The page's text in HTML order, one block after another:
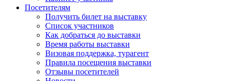
Посетителям
Получить билет на выставку
Список участников
Как добраться до выставки
Время работы выставки
Визовая поддержка, турагент
Правила посещения выставки
Отзывы посетителей